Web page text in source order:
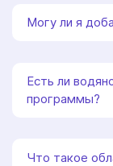
Могу ли я
Есть ли
программы?
Что такое